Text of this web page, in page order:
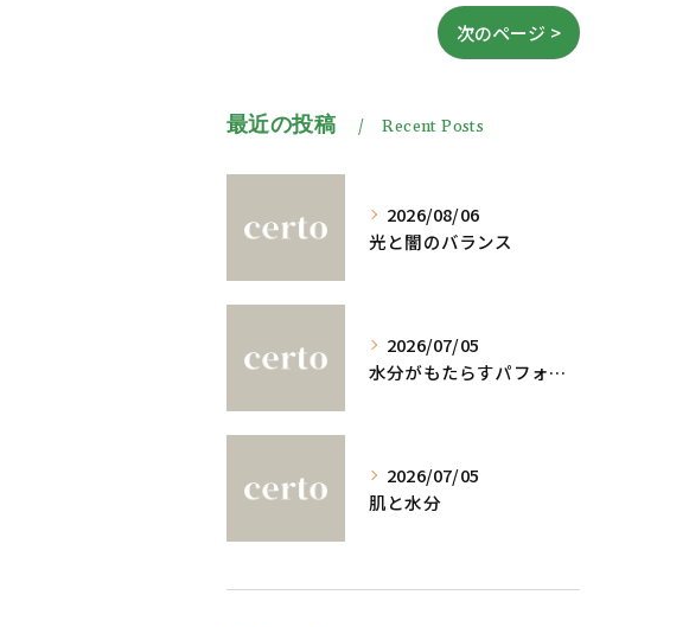
次のページ >
最近の投稿 Recent Posts
2026/08/06
光と闇のバランス
2026/07/05
水分がもたらすパフォーマンスへの影響
2026/07/05
肌と水分